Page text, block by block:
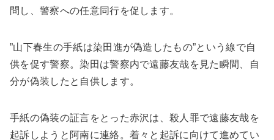
問し、警察への任意同行を促します。
”山下春生の手紙は染田進が偽造したもの”という線で自
供を促す警察。染田は警察内で遠藤友哉を見た瞬間、自
分が偽装したと自供します。
手紙の偽装の証言をとった赤沢は、殺人罪で遠藤友哉を
起訴しようと阿南に連絡。着々と起訴に向けて進めてい